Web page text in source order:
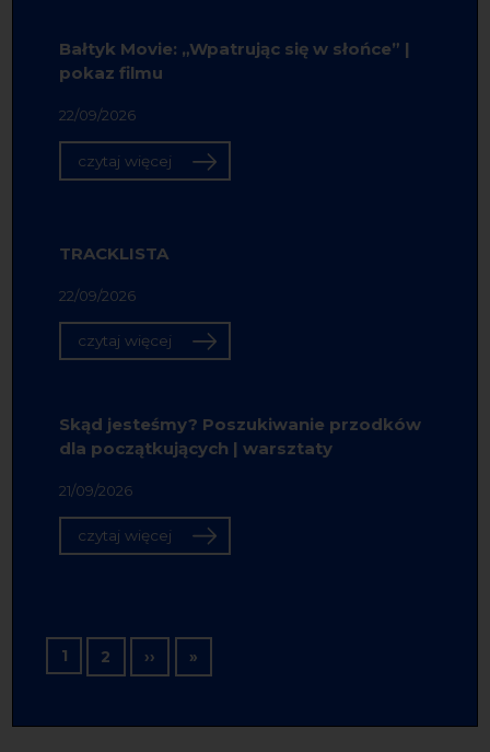
Bałtyk Movie: „Wpatrując się w słońce” |
pokaz filmu
22/09/2026
czytaj więcej
TRACKLISTA
22/09/2026
czytaj więcej
Skąd jesteśmy? Poszukiwanie przodków
dla początkujących | warsztaty
21/09/2026
czytaj więcej
Stronicowanie
1 2 ›› Następna strona
»Ostatnia strona